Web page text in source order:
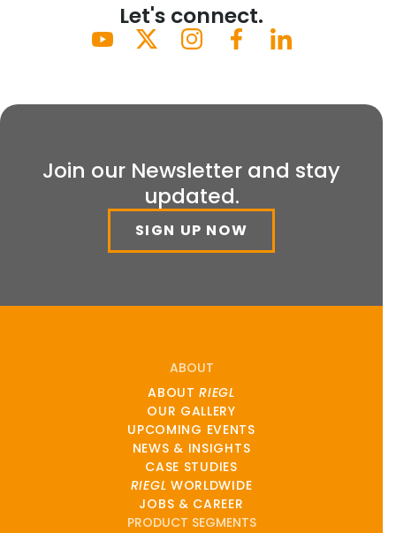
Let's connect.
Join our Newsletter and stay
updated.
SIGN UP NOW
ABOUT
ABOUTRIEGL
OUR GALLERY
UPCOMING EVENTS
NEWS & INSIGHTS
CASE STUDIES
RIEGL WORLDWIDE
JOBS & CAREER
PRODUCT SEGMENTS